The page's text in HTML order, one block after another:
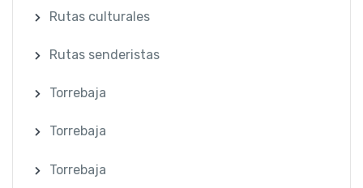
Rutas culturales
Rutas senderistas
Torrebaja
Torrebaja
Torrebaja